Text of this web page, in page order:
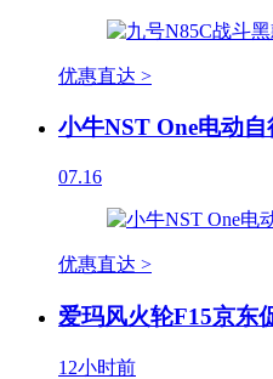
优惠直达 >
小牛NST One电动
07.16
优惠直达 >
爱玛风火轮F15京东
12小时前